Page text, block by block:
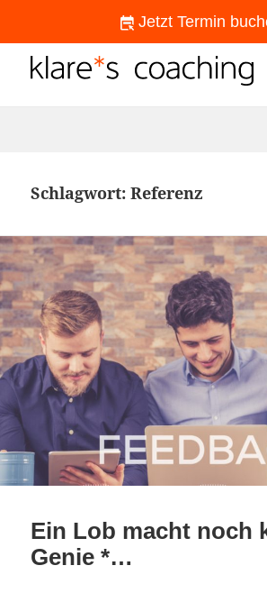
Jetzt Termin
Schlagwort:Referenz
Ein Lob macht noch
Genie *…